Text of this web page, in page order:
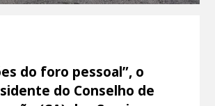
do foro pessoal”, o
do Conselho de